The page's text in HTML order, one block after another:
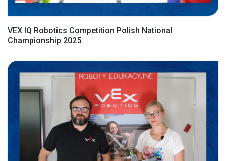
VEX IQ Robotics Competition Polish National
Championship 2025